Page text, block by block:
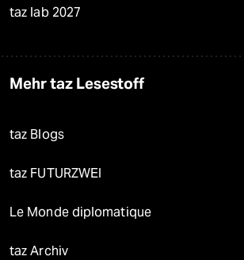
taz lab 2027
Mehr taz Lesestoff
taz Blogs
taz FUTURZWEI
Le Monde diplomatique
taz Archiv